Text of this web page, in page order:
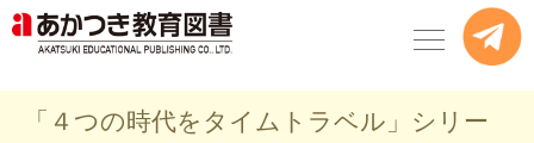
「４つの時代をタイムトラベル」シリー